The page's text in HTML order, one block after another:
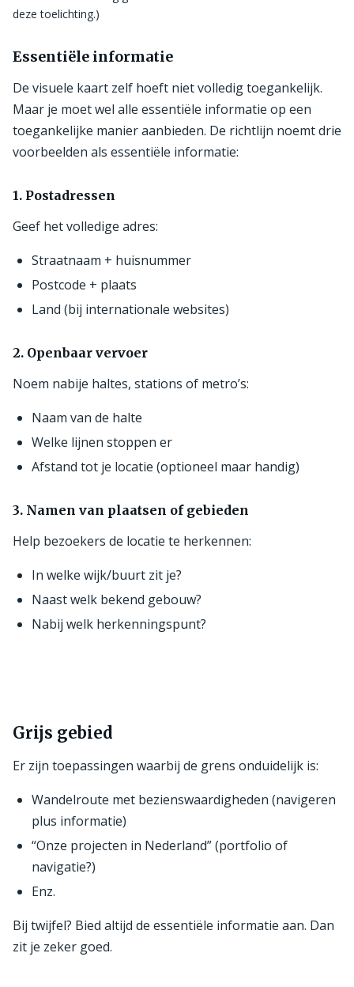
deze toelichting.)
Essentiële informatie
De visuele kaart zelf hoeft niet volledig toegankelijk.
Maar je moet wel alle essentiële informatie op een
toegankelijke manier aanbieden. De richtlijn noemt drie
voorbeelden als essentiële informatie:
1. Postadressen
Geef het volledige adres:
Straatnaam + huisnummer
Postcode + plaats
Land (bij internationale websites)
2. Openbaar vervoer
Noem nabije haltes, stations of metro’s:
Naam van de halte
Welke lijnen stoppen er
Afstand tot je locatie (optioneel maar handig)
3. Namen van plaatsen of gebieden
Help bezoekers de locatie te herkennen:
In welke wijk/buurt zit je?
Naast welk bekend gebouw?
Nabij welk herkenningspunt?
Grijs gebied
Er zijn toepassingen waarbij de grens onduidelijk is:
Wandelroute met bezienswaardigheden (navigeren
plus informatie)
“Onze projecten in Nederland” (portfolio of
navigatie?)
Enz.
Bij twijfel? Bied altijd de essentiële informatie aan. Dan
zit je zeker goed.